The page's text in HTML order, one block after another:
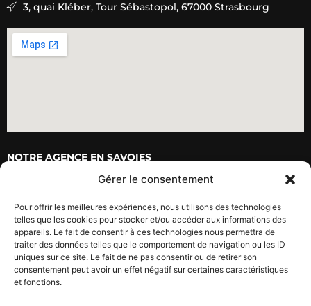
Gérer le consentement
Pour offrir les meilleures expériences, nous utilisons des technologies
telles que les cookies pour stocker et/ou accéder aux informations des
appareils. Le fait de consentir à ces technologies nous permettra de
traiter des données telles que le comportement de navigation ou les ID
uniques sur ce site. Le fait de ne pas consentir ou de retirer son
consentement peut avoir un effet négatif sur certaines caractéristiques
et fonctions.
3, quai Kléber, Tour Sébastopol, 67000 Strasbourg
NOTRE AGENCE EN SAVOIES
07 43 42 25 24
334 rue Nicolas Parent 73000 Chambéry